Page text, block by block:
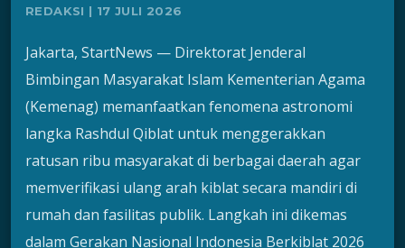
REDAKSI | 17 JULI 2026
Jakarta, StartNews — Direktorat Jenderal
Bimbingan Masyarakat Islam Kementerian Agama
(Kemenag) memanfaatkan fenomena astronomi
langka Rashdul Qiblat untuk menggerakkan
ratusan ribu masyarakat di berbagai daerah agar
memverifikasi ulang arah kiblat secara mandiri di
rumah dan fasilitas publik. Langkah ini dikemas
dalam Gerakan Nasional Indonesia Berkiblat 2026